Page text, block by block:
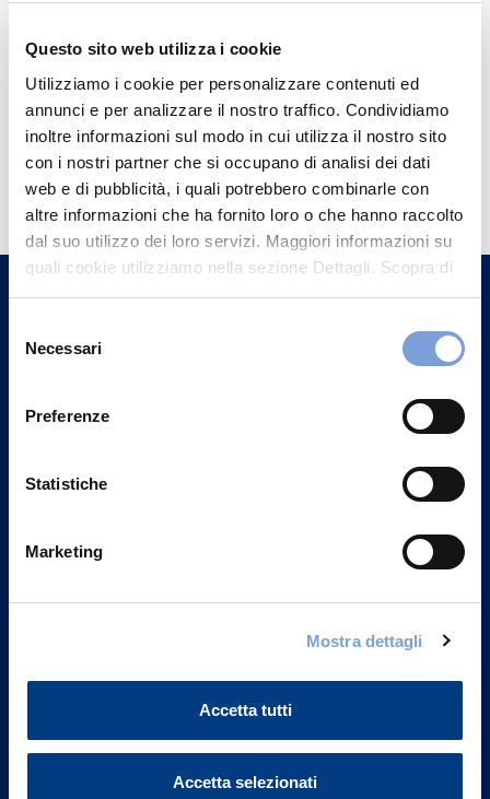
Questo sito web utilizza i cookie
Utilizziamo i cookie per personalizzare contenuti ed
annunci e per analizzare il nostro traffico. Condividiamo
inoltre informazioni sul modo in cui utilizza il nostro sito
con i nostri partner che si occupano di analisi dei dati
web e di pubblicità, i quali potrebbero combinarle con
altre informazioni che ha fornito loro o che hanno raccolto
dal suo utilizzo dei loro servizi. Maggiori informazioni su
quali cookie utilizziamo nella sezione Dettagli. Scopra di
più su chi siamo, come può contattarci e come trattiamo i
può trovare nel footer del sito nella sezione "Informativa
delNecessari
Preferenze
Statistiche
Marketing
Mostra dettagli
Accetta tutti
Accetta selezionati
Hai bisogno di
informazioni?
Trova l'Agenzia più vicina a te e parla con
un nostro Agente.
Part. IVA 01329510158